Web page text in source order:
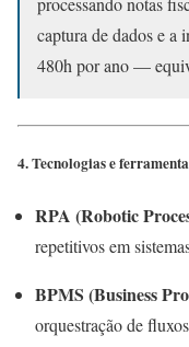
captura de dados e a
480h por ano —
4. Tecnologias e
RPA (Robotic
repetitivos em
BPMS (Business
orquestração de